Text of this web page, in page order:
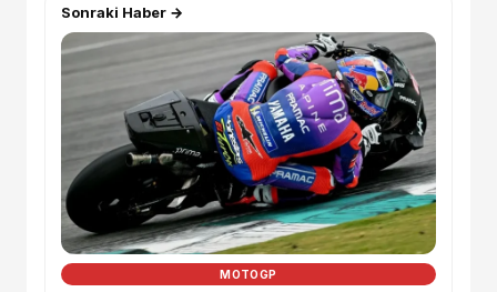
Sonraki Haber →
MOTOGP